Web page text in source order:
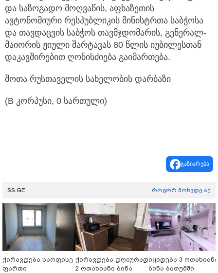
და საზოგადო მოღვაწის, აფხაზეთის
ავტონომიური რესპუბლიკის მინისტრთა საბჭოსა
და თავდაცვის საბჭოს თავმჯდომარის, გენერალ-
მაიორის ჟიული შარტავას 80 წლის იუბილესთან
დაკავშირებით ღონისძიება გაიმართება.
შოთა რუსთაველის სახელობის დარბაზი
(B კორპუსი, 0 სართული)
გაზიარება
SS.GE როგორ მოხვდე აქ
ქირავდება საოფისე
ფართი
ქირავდება დღიურად
2 ოთახიანი ბინა
იყიდება 3 ოთახიანი
ბინა ბათუმში